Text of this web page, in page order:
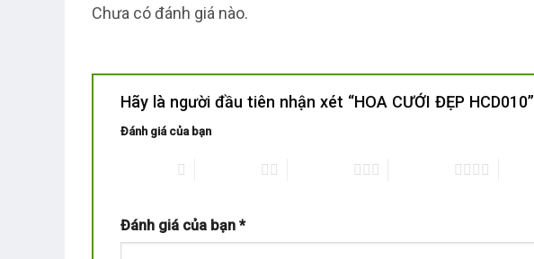
Chưa có đánh giá nào.
Hãy là người đầu tiên nhận xét “HOA CƯỚI ĐẸP HCD010”
Đánh giá của bạn
Đánh giá của bạn *